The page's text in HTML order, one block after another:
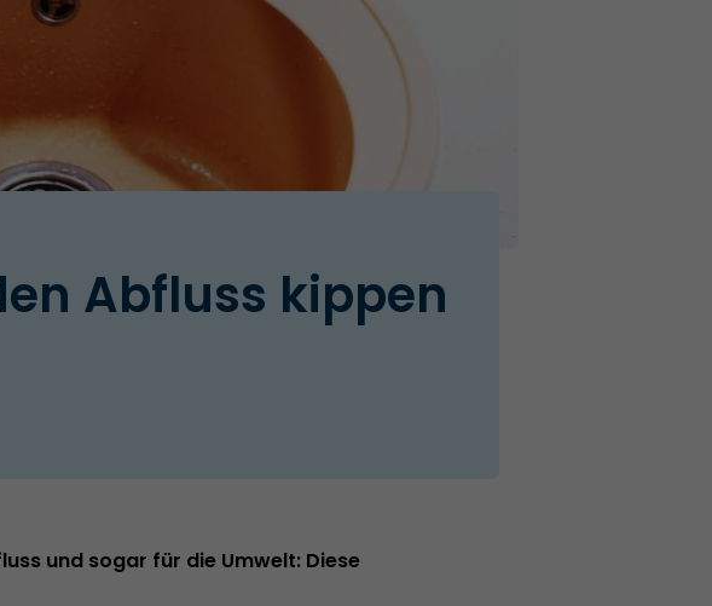
Abfluss kippen
und sogar für die Umwelt: Diese